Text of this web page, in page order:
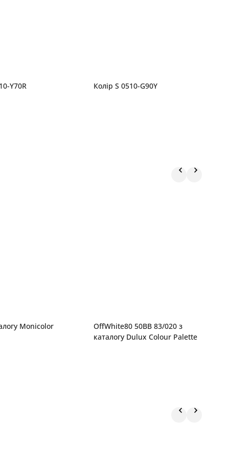
Y70R Колір S 0510-G90Y
Monicolor
OffWhite80 50BB 83/020 з
каталогу Dulux Colour Palette